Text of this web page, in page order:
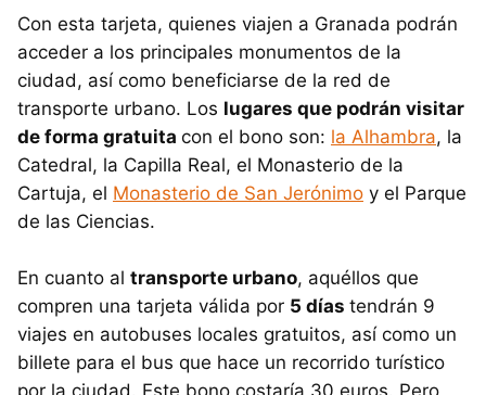
Con esta tarjeta, quienes viajen a Granada podrán
acceder a los principales monumentos de la
ciudad, así como beneficiarse de la red de
transporte urbano. Los lugares que podrán visitar
de forma gratuita con el bono son: la Alhambra, la
Catedral, la Capilla Real, el Monasterio de la
Cartuja, el Monasterio de San Jerónimo y el Parque
de las Ciencias.
En cuanto al transporte urbano, aquéllos que
compren una tarjeta válida por 5 días tendrán 9
viajes en autobuses locales gratuitos, así como un
billete para el bus que hace un recorrido turístico
por la ciudad. Este bono costaría 30 euros. Pero